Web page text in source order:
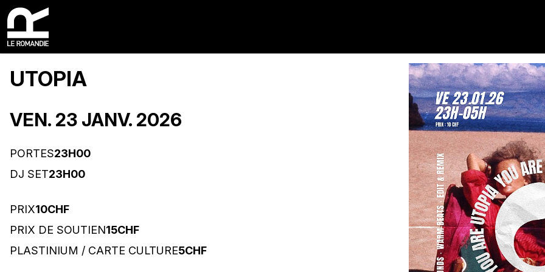
UTOPIA
VEN. 23 JANV. 2026
PORTES23H00
DJ SET23H00
PRIX10CHF
PRIX DE SOUTIEN15CHF
PLASTINIUM / CARTE CULTURE5CHF